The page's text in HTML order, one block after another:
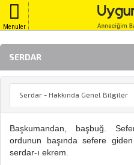
Menuler
SERDAR
Serdar - Hakkında Genel Bilgiler
Başkumandan, başbuğ.
ordunun başında sefere
serdar-ı ekrem.